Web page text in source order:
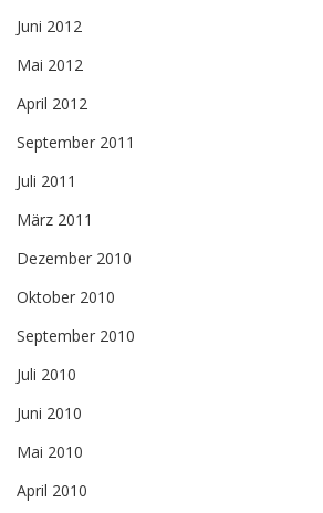
Juni 2012
Mai 2012
April 2012
September 2011
Juli 2011
März 2011
Dezember 2010
Oktober 2010
September 2010
Juli 2010
Juni 2010
Mai 2010
April 2010